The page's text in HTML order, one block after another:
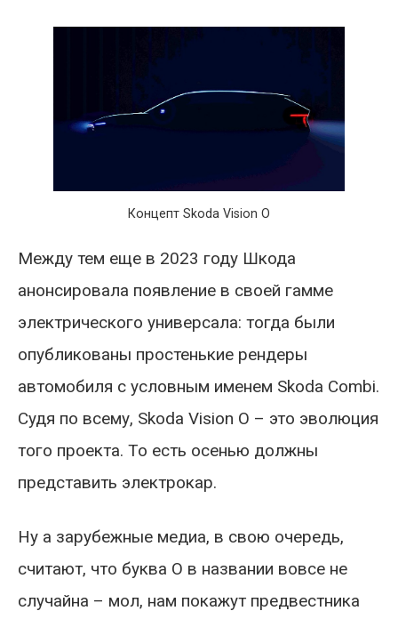
Концепт Skoda Vision O
Между тем еще в 2023 году Шкода
анонсировала появление в своей гамме
электрического универсала: тогда были
опубликованы простенькие рендеры
автомобиля с условным именем Skoda Combi.
Судя по всему, Skoda Vision O – это эволюция
того проекта. То есть осенью должны
представить электрокар.
Ну а зарубежные медиа, в свою очередь,
считают, что буква O в названии вовсе не
случайна – мол, нам покажут предвестника